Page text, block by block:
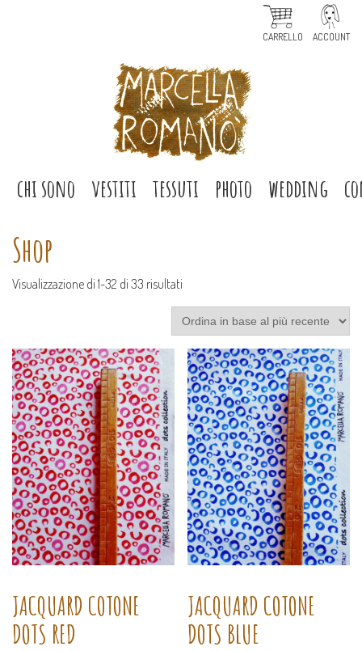
CARRELLO ACCOUNT
chi sono vestiti tessuti photo wedding
Shop
Visualizzazione di 1-32 di 33 risultati
in
base
più
recente
JACQUARD COTONE
DOTS RED
JACQUARD COTONE
DOTS BLUE